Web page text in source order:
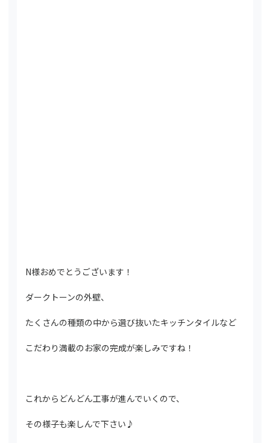
N様おめでとうございます！
ダークトーンの外壁、
たくさんの種類の中から選び抜いたキッチンタイルなど
こだわり満載のお家の完成が楽しみですね！
これからどんどん工事が進んでいくので、
その様子も楽しんで下さい♪